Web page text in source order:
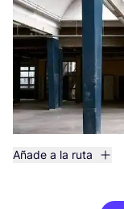
Añade a la ruta